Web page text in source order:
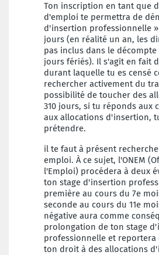
Ton inscription en tant que
d'emploi te permettra de
d'insertion professionnelle »
jours (en réalité un an, les
pas inclus dans le
jours fériés). Il s'agit en fait
durant laquelle tu es censé
rechercher activement du
possibilité de toucher des
310 jours, si tu réponds aux
aux allocations d'insertion,
prétendre.
il te faut à présent
emploi. À ce sujet, l'ONEM
l'Emploi) procédera à deux
ton stage d'insertion
première au cours du 7e
seconde au cours du 11e
négative aura comme
prolongation de ton stage
professionnelle et reportera
ton droit à des allocations